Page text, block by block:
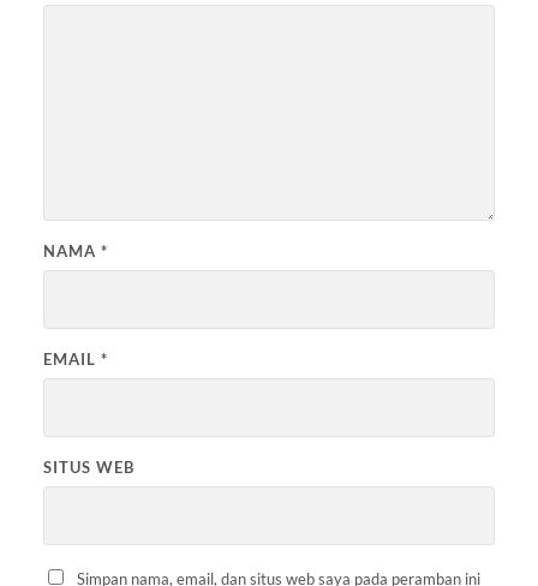
NAMA *
EMAIL *
SITUS WEB
Simpan nama, email, dan situs web saya pada peramban ini